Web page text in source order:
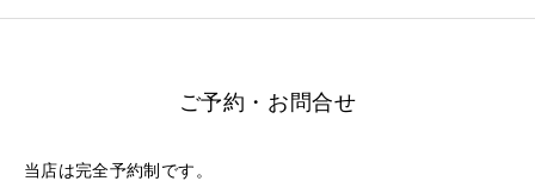
ご予約・お問合せ
当店は完全予約制です。